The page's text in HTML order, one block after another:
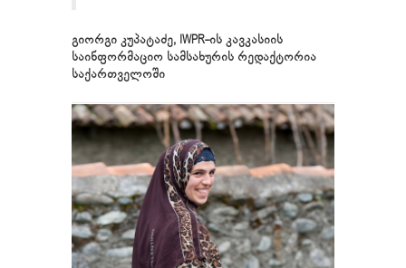
გიორგი კუპატაძე, IWPR-ის კავკასიის
საინფორმაციო სამსახურის რედაქტორია
საქართველოში